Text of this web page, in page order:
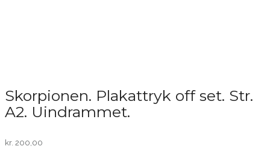
Skorpionen. Plakattryk off set. Str.
A2. Uindrammet.
kr. 200,00